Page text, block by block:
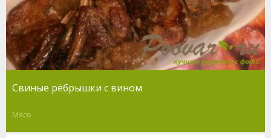
Свиные рёбрышки с вином
Мясо